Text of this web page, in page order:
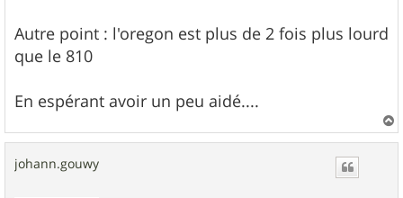
Autre point : l'oregon est plus de 2 fois plus lourd
que le 810
En espérant avoir un peu aidé....
a
johann.gouwy